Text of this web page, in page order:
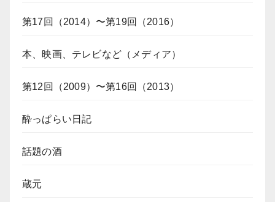
第17回（2014）〜第19回（2016）
本、映画、テレビなど（メディア）
第12回（2009）〜第16回（2013）
酔っぱらい日記
話題の酒
蔵元